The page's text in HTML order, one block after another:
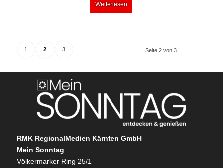
Weiterlesen
Seite 2 von 3
1 2 3
RMK RegionalMedien Kärnten GmbH
Mein Sonntag
Völkermarker Ring 25/1